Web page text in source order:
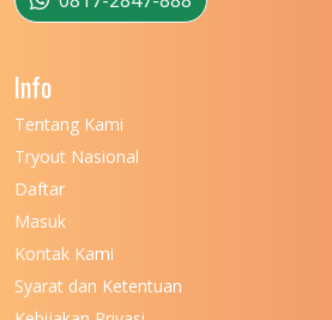
UNIVERSITAS NEGERI KHAIRUN
UNIVERSITAS NEGERI MANADO
UNIVERSITAS NEGERI MEDAN
Info
Tentang Kami
Tryout Nasional
Daftar
Masuk
Kontak Kami
Syarat dan Ketentuan